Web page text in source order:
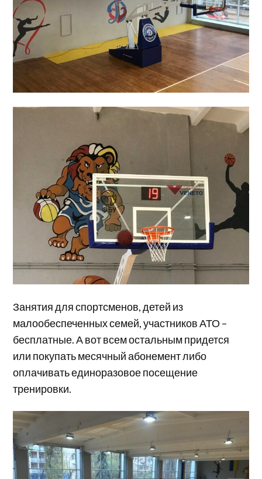
Занятия для спортсменов, детей из
малообеспеченных семей, участников АТО –
бесплатные. А вот всем остальным придется
или покупать месячный абонемент либо
оплачивать единоразовое посещение
тренировки.